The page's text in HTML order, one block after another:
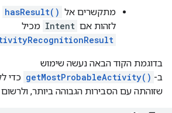
מתקשרים אל hasResult()
לזהות אם Intent מכיל
בדוגמת הקוד הבאה נעשה שימוש
ב- getMostProbableActivity() כדי
שזוהתה עם הסבירות הגבוהה ביותר,